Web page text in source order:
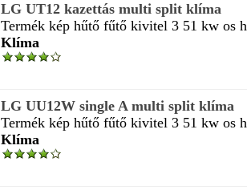
LG UT12 kazettás multi split klíma
Termék kép hűtő fűtő kivitel 3 51 kw os
Klíma
LG UU12W single A multi split klíma
Termék kép hűtő fűtő kivitel 3 51 kw os
Klíma